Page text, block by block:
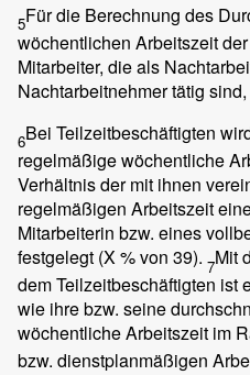
5Für die Berechnung des
wöchentlichen Arbeitszeit
Mitarbeiter, die als
Nachtarbeitnehmer tätig
6Bei Teilzeitbeschäftigten
regelmäßige wöchentliche
Verhältnis der mit ihnen
regelmäßigen Arbeitszeit
Mitarbeiterin bzw. eines
festgelegt (X % von 39). 7Mit
dem Teilzeitbeschäftigten ist
wie ihre bzw. seine
wöchentliche Arbeitszeit im
bzw. dienstplanmäßigen